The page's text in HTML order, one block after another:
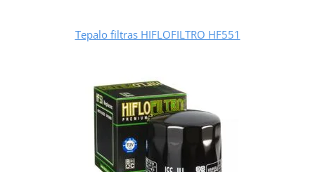
Tepalo filtras HIFLOFILTRO HF551